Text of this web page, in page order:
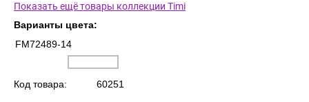
Показать ещё товары коллекции Timi
Варианты цвета:
FM72489-14
Код товара: 60251